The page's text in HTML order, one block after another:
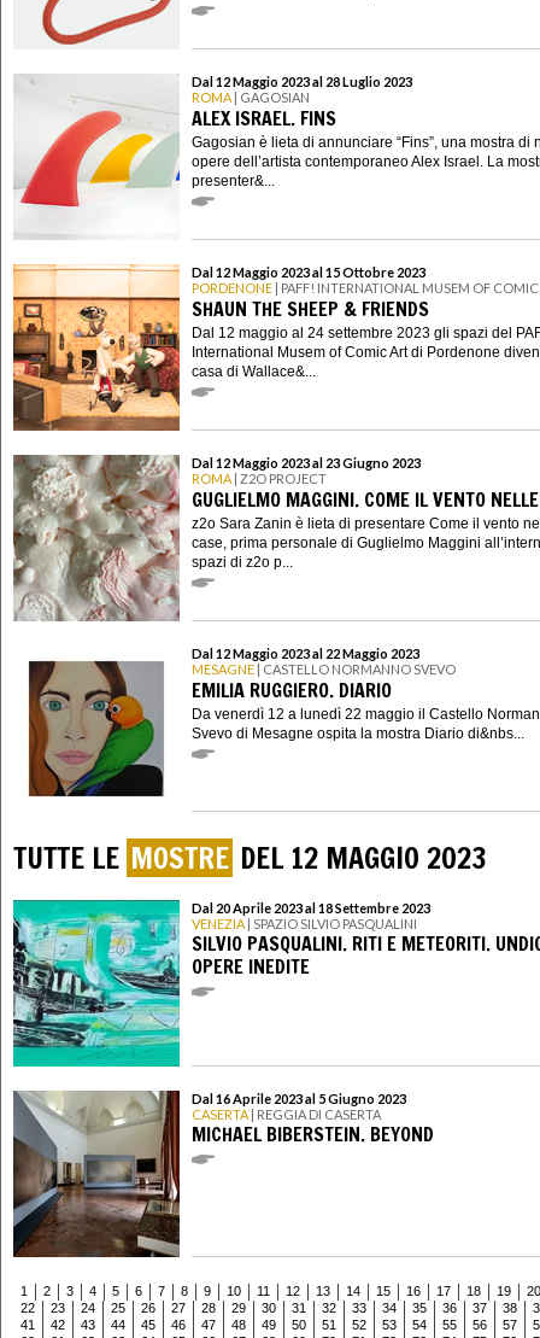
Dal 12 Maggio 2023 al 28 Luglio 2023
ROMA | GAGOSIAN
ALEX ISRAEL. FINS
Gagosian è lieta di annunciare “Fins”, una mostra di
opere dell’artista contemporaneo Alex Israel. La
presenter&...
Dal 12 Maggio 2023 al 15 Ottobre 2023
PORDENONE | PAFF! INTERNATIONAL MUSEM OF
SHAUN THE SHEEP & FRIENDS
Dal 12 maggio al 24 settembre 2023 gli spazi del
International Musem of Comic Art di Pordenone
casa di Wallace&...
Dal 12 Maggio 2023 al 23 Giugno 2023
ROMA | Z2O PROJECT
GUGLIELMO MAGGINI. COME IL VENTO
z2o Sara Zanin è lieta di presentare Come il vento
case, prima personale di Guglielmo Maggini
spazi di z2o p...
Dal 12 Maggio 2023 al 22 Maggio 2023
MESAGNE | CASTELLO NORMANNO SVEVO
EMILIA RUGGIERO. DIARIO
Da venerdì 12 a lunedì 22 maggio il Castello
Svevo di Mesagne ospita la mostra Diario di&nbs...
TUTTE LE MOSTRE DEL 12 MAGGIO 2023
Dal 20 Aprile 2023 al 18 Settembre 2023
VENEZIA | SPAZIO SILVIO PASQUALINI
SILVIO PASQUALINI. RITI E METEORITI.
OPERE INEDITE
Dal 16 Aprile 2023 al 5 Giugno 2023
CASERTA | REGGIA DI CASERTA
MICHAEL BIBERSTEIN. BEYOND
1 2 3 4 5 6 7 8 9 10 11 12 13 14 15 16 17 18 19
20
22
23 24 25 26 27 28 29 30 31 32 33 34 35 36 37 38
41
42 43 44 45 46 47 48 49 50 51 52 53 54 55 56 57